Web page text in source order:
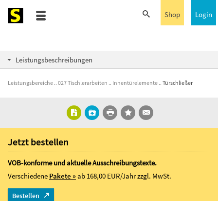
Login
Shop
Leistungsbeschreibungen
Leistungsbereiche 027 Tischlerarbeiten Innentürelemente Türschließer
Jetzt bestellen
VOB-konforme und aktuelle Ausschreibungstexte.
Verschiedene Pakete »ab 168,00 EUR/Jahrzzgl. MwSt.
Bestellen